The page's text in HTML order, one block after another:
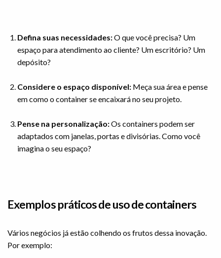
Defina suas necessidades:O que você precisa? Um
espaço para atendimento ao cliente? Um escritório? Um
depósito?
Considere o espaço disponível: Meça sua área e pense
em como o container se encaixará no seu projeto.
Pense na personalização:Os containers podem ser
adaptados com janelas, portas e divisórias. Como você
imagina o seu espaço?
Exemplos práticos de uso de containers
Vários negócios já estão colhendo os frutos dessa inovação.
Por exemplo: